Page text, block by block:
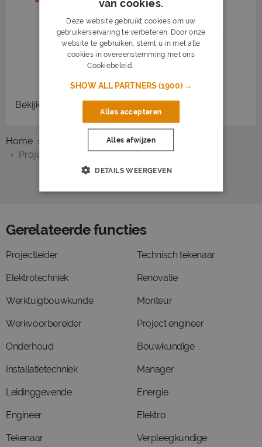
2.634 tot 3.935
1 2 3 Volgende >
Bekijk recent gesloten vacatures
Home Overzicht vacatures
Amstelveen
Projectleider
Gerelateerde functies
Projectleider
Elektrotechniek
Werktuigbouwkunde
Werkvoorbereider
Onderhoud
Installatietechniek
Leidinggevende
Engineer
Tekenaar
Technisch tekenaar
Renovatie
Monteur
Project engineer
Bouwkundige
Manager
Energie
Elektro
Verpleegkundige
van cookies.
Deze website gebruikt cookies om uw
gebruikerservaring te verbeteren. Door onze
website te gebruiken, stemt u in met alle
cookies in overeenstemming met ons
Cookiebeleid.
SHOW ALL PARTNERS(1900) →
Alles accepteren
Alles afwijzen
DETAILS WEERGEVEN